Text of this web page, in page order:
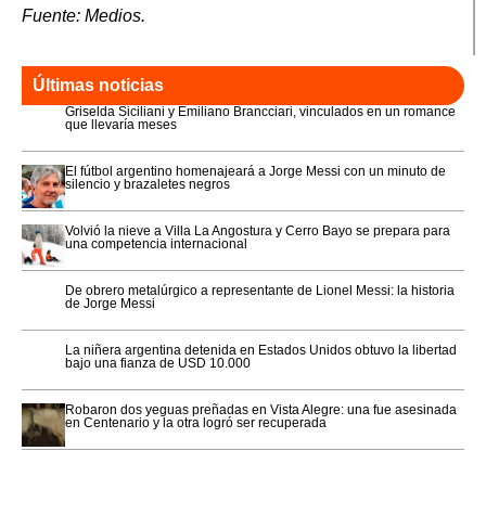
Fuente: Medios.
Últimas noticias
Griselda Siciliani y Emiliano Brancciari, vinculados en un romance
que llevaría meses
El fútbol argentino homenajeará a Jorge Messi con un minuto de
silencio y brazaletes negros
Volvió la nieve a Villa La Angostura y Cerro Bayo se prepara para
una competencia internacional
De obrero metalúrgico a representante de Lionel Messi: la historia
de Jorge Messi
La niñera argentina detenida en Estados Unidos obtuvo la libertad
bajo una fianza de USD 10.000
Robaron dos yeguas preñadas en Vista Alegre: una fue asesinada
en Centenario y la otra logró ser recuperada